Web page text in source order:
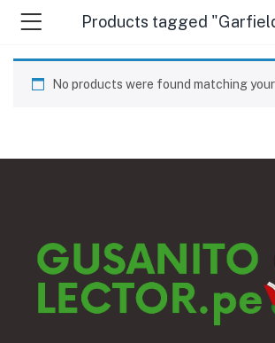
Products tagged
No products were found matching